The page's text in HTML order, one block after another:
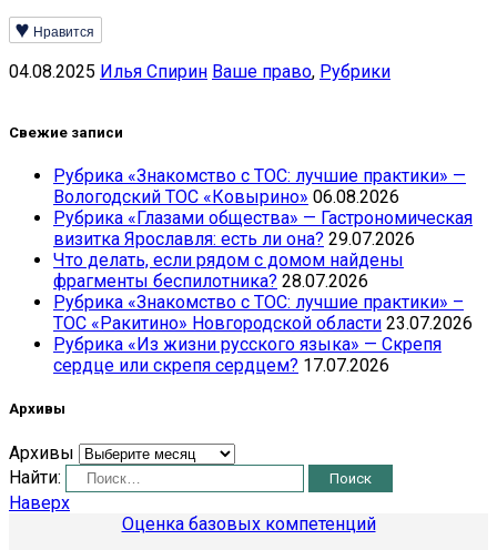
Нравится
04.08.2025 Илья Спирин Ваше право, Рубрики
Свежие записи
Рубрика «Знакомство с ТОС: лучшие практики» —
Вологодский ТОС «Ковырино» 06.08.2026
Рубрика «Глазами общества» — Гастрономическая
визитка Ярославля: есть ли она? 29.07.2026
Что делать, если рядом с домом найдены
фрагменты беспилотника? 28.07.2026
Рубрика «Знакомство с ТОС: лучшие практики» –
ТОС «Ракитино» Новгородской области 23.07.2026
Рубрика «Из жизни русского языка» — Скрепя
сердце или скрепя сердцем? 17.07.2026
Архивы
Архивы
Найти:
Наверх
Оценка базовых компетенций